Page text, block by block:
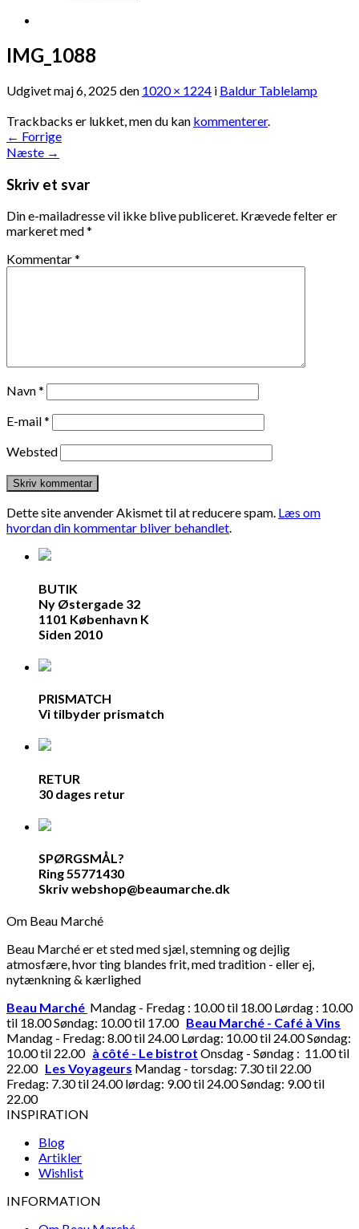
IMG_1088
Udgivetmaj 6, 2025den 1020 × 1224 i Baldur Tablelamp
Trackbacks er lukket, men du kan kommenterer.
← Forrige
Næste →
Skriv et svar
Din e-mailadresse vil ikke blive publiceret. Krævede felter er
markeret med*
Kommentar*
Navn*
E-mail*
Websted
Dette site anvender Akismet til at reducere spam. Læs om
hvordan din kommentar bliver behandlet.
BUTIK
Ny Østergade 32
1101 København K
Siden 2010
PRISMATCH
Vi tilbyder prismatch
RETUR
30 dages retur
SPØRGSMÅL?
Ring 55771430
Skriv webshop@beaumarche.dk
Om Beau Marché
Beau Marché er et sted med sjæl, stemning og dejlig
atmosfære, hvor ting blandes frit, med tradition - eller ej,
nytænkning & kærlighed
Beau Marché Mandag - Fredag : 10.00 til 18.00 Lørdag : 10.00
til 18.00 Søndag: 10.00 til 17.00 Beau Marché - Café à Vins
Mandag - Fredag: 8.00 til 24.00 Lørdag: 10.00 til 24.00 Søndag:
10.00 til 22.00 à côté - Le bistrot Onsdag - Søndag : 11.00 til
22.00 Les Voyageurs Mandag - torsdag: 7.30 til 22.00
Fredag: 7.30 til 24.00 lørdag: 9.00 til 24.00 Søndag: 9.00 til
22.00
INSPIRATION
Blog
Artikler
Wishlist
INFORMATION